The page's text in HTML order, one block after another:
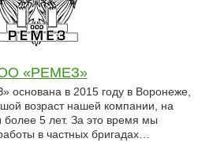
«РЕМЕЗ»
в 2015 году в Воронеже,
возраст нашей компании, на
5 лет. За это время мы
в частных бригадах…